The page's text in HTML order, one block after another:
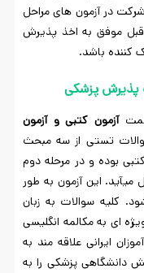
در آزمون های مراحل
قبل موفق به اخذ پذیرش
کننده باشد.
پذیرش پزشکی
آزمون کتبی و آزمون
تستی از سه مبحث
بوده و در مرحله دوم
این آزمون به طور
کلیه سوالات به زبان
ای به مکالمه انگلیسی
ایرانی علاقه مند به
دانشگاهی پزشکی را به